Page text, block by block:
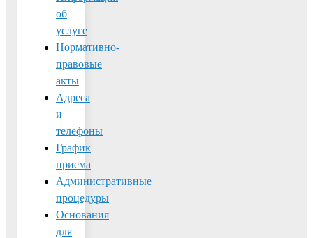
об
услуге
Нормативно-
правовые
акты
Адреса
и
телефоны
График
приема
Административные
процедуры
Основания
для